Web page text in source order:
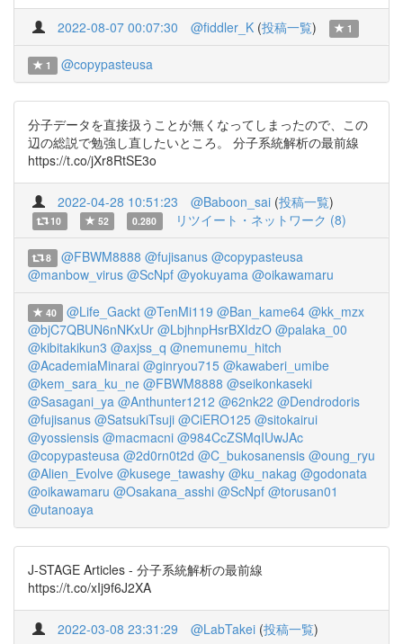
2022-08-07 00:07:30 @fiddler_K (投稿一覧) 1
1 @copypasteusa
分子データを直接扱うことが無くなってしまったので、この
辺の総説で勉強し直したいところ。 分子系統解析の最前線
https://t.co/jXr8RtSE3o
2022-04-28 10:51:23 @Baboon_sai (投稿一覧)
10 52 0.280 リツイート・ネットワーク (8)
8 @FBWM8888 @fujisanus @copypasteusa
@manbow_virus @ScNpf @yokuyama @oikawamaru
40 @Life_Gackt @TenMi119 @Ban_kame64 @kk_mzx
@bjC7QBUN6nNKxUr @LbjhnpHsrBXIdzO @palaka_00
@kibitakikun3 @axjss_q @nemunemu_hitch
@AcademiaMinarai @ginryou715 @kawaberi_umibe
@kem_sara_ku_ne @FBWM8888 @seikonkaseki
@Sasagani_ya @Anthunter1212 @62nk22 @Dendrodoris
@fujisanus @SatsukiTsuji @CiERO125 @sitokairui
@yossiensis @macmacni @984CcZSMqIUwJAc
@copypasteusa @2d0rn0t2d @C_bukosanensis @oung_ryu
@Alien_Evolve @kusege_tawashy @ku_nakag @godonata
@oikawamaru @Osakana_asshi @ScNpf @torusan01
@utanoaya
J-STAGE Articles - 分子系統解析の最前線
https://t.co/xIj9f6J2XA
2022-03-08 23:31:29 @LabTakei (投稿一覧)